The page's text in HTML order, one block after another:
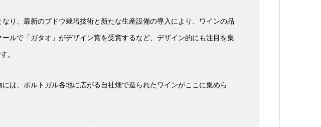
り、最新のブドウ栽培技術と新たな生産設備の導入により、ワインの品
ルで「ガタオ」がデザイン賞を受賞するなど、デザイン的にも注目を集
。
は、ポルトガル各地に広がる自社畑で造られたワインがここに集めら